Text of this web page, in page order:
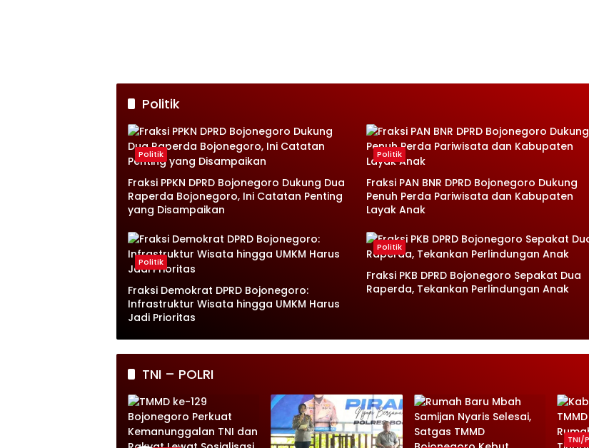
Politik
Politik
Fraksi PPKN DPRD Bojonegoro Dukung Dua
Raperda Bojonegoro, Ini Catatan Penting
yang Disampaikan
Politik
Fraksi PAN BNR DPRD Bojonegoro Dukung
Penuh Perda Pariwisata dan Kabupaten
Layak Anak
Politik
Fraksi Demokrat DPRD Bojonegoro:
Infrastruktur Wisata hingga UMKM Harus
Jadi Prioritas
Politik
Fraksi PKB DPRD Bojonegoro Sepakat Dua
Raperda, Tekankan Perlindungan Anak
TNI – POLRI
TNI/